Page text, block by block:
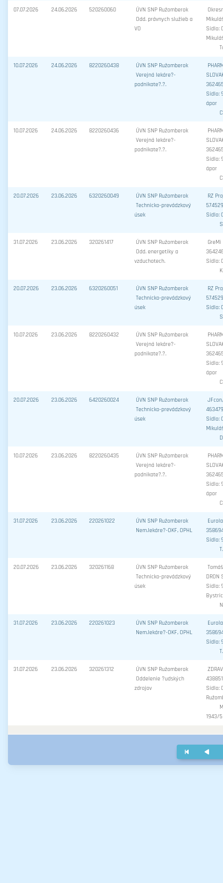
07.07.2026 24.06.2026 520260060
ÚVN SNP Ružomberok
Odd. právnych služieb a
VO
Sídlo:
10.07.2026 24.06.2026 8220260438
ÚVN SNP Ružomberok
Verejná lekáre?-
podnikate?.?.
Sídlo:
ápor
10.07.2026 24.06.2026 8220260436
ÚVN SNP Ružomberok
Verejná lekáre?-
podnikate?.?.
Sídlo:
ápor
20.07.2026 23.06.2026 6320260049
ÚVN SNP Ružomberok
Technicko-prevádzkový
úsek
RZ
Sídlo:
31.07.2026 23.06.2026 320261417
ÚVN SNP Ružomberok
Odd. energetiky a
vzduchotech.
GreMi
Sídlo:
20.07.2026 23.06.2026 6320260051
ÚVN SNP Ružomberok
Technicko-prevádzkový
úsek
RZ
Sídlo:
10.07.2026 23.06.2026 8220260432
ÚVN SNP Ružomberok
Verejná lekáre?-
podnikate?.?.
Sídlo:
ápor
20.07.2026 23.06.2026 6420260024
ÚVN SNP Ružomberok
Technicko-prevádzkový
úsek
Sídlo:
10.07.2026 23.06.2026 8220260435
ÚVN SNP Ružomberok
Verejná lekáre?-
podnikate?.?.
Sídlo:
ápor
31.07.2026 23.06.2026 220261022
ÚVN SNP Ružomberok
Nem.lekáre?-OKF, OPHL
Sídlo:
20.07.2026 23.06.2026 320261168
ÚVN SNP Ružomberok
Technicko-prevádzkový
úsek
DRON
Sídlo:
31.07.2026 23.06.2026 220261023
ÚVN SNP Ružomberok
Nem.lekáre?-OKF, OPHL
Sídlo:
31.07.2026 23.06.2026 320261312
ÚVN SNP Ružomberok
Oddelenie ?udských
zdrojov
Sídlo:
1943/5